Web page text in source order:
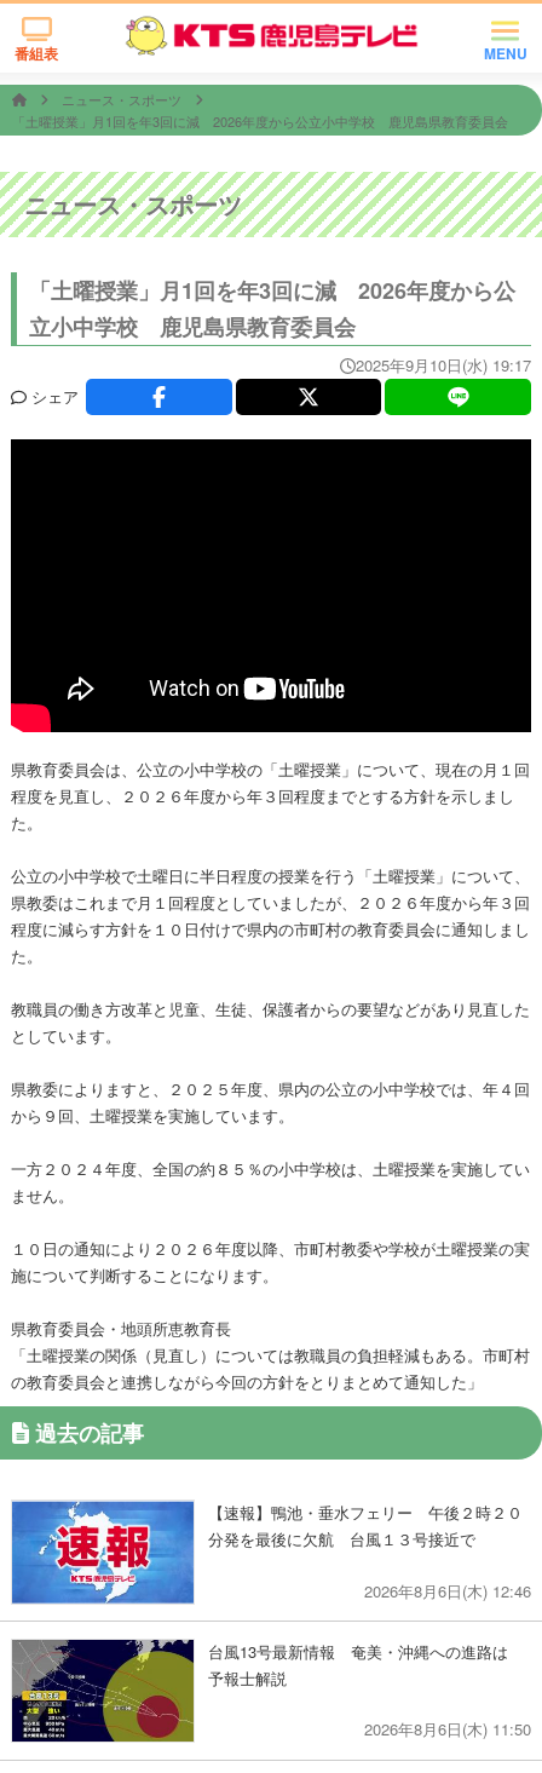
MENU
番組表
ニュース・スポーツ
「土曜授業」月1回を年3回に減 2026年度から公立小中学校 鹿児島県教育委員会
ニュース・スポーツ
「土曜授業」月1回を年3回に減 2026年度から公
立小中学校 鹿児島県教育委員会
2025年9月10日(水) 19:17
シェア
県教育委員会は、公立の小中学校の「土曜授業」について、現在の月１回
程度を見直し、２０２６年度から年３回程度までとする方針を示しまし
た。
公立の小中学校で土曜日に半日程度の授業を行う「土曜授業」について、
県教委はこれまで月１回程度としていましたが、２０２６年度から年３回
程度に減らす方針を１０日付けで県内の市町村の教育委員会に通知しまし
た。
教職員の働き方改革と児童、生徒、保護者からの要望などがあり見直した
としています。
県教委によりますと、２０２５年度、県内の公立の小中学校では、年４回
から９回、土曜授業を実施しています。
一方２０２４年度、全国の約８５％の小中学校は、土曜授業を実施してい
ません。
１０日の通知により２０２６年度以降、市町村教委や学校が土曜授業の実
施について判断することになります。
県教育委員会・地頭所恵教育長
「土曜授業の関係（見直し）については教職員の負担軽減もある。市町村
の教育委員会と連携しながら今回の方針をとりまとめて通知した」
過去の記事
【速報】鴨池・垂水フェリー 午後２時２０
分発を最後に欠航 台風１３号接近で
2026年8月6日(木) 12:46
台風13号最新情報 奄美・沖縄への進路は
予報士解説
2026年8月6日(木) 11:50